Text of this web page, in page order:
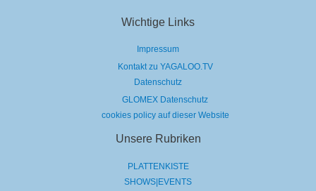
Wichtige Links
Impressum
Kontakt zu YAGALOO.TV
Datenschutz
GLOMEX Datenschutz
cookies policy auf dieser Website
Unsere Rubriken
PLATTENKISTE
SHOWS|EVENTS